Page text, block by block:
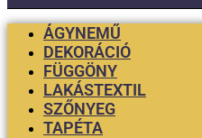
ÁGYNEMŰ
DEKORÁCIÓ
FÜGGÖNY
LAKÁSTEXTIL
SZŐNYEG
TAPÉTA